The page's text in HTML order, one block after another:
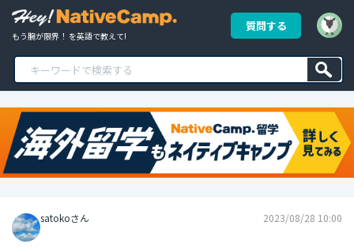
もう腕が限界！ を英語で教えて!
質問する
satokoさん 2023/08/28 10:00